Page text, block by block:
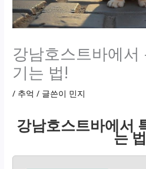
강남호스트바에서
기는 법!
/ 추억 / 글쓴이 민지
강남호스트바에서
는